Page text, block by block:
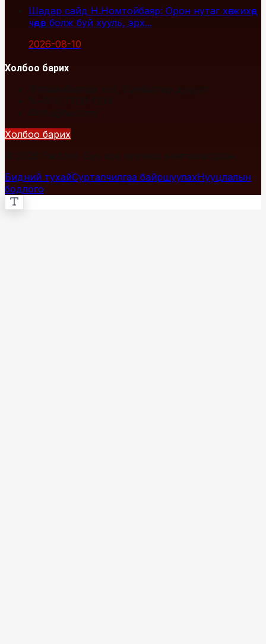
Шадар сайд Н.Номтойбаяр: Орон нутаг хөгжихөд
чөдөр болж буй хууль, эрх...
2026-08-10
Холбоо барих
Холбоо барих
Бидний тухайСурталчилгаа байршуулахНууцлалын
бодлого